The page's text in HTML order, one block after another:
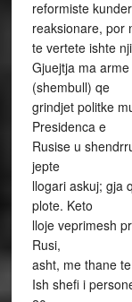
reformiste
reaksionare, por
te vertete ishte
Gjuejtja ma
(shembull) qe
grindjet politke
Presidenca e
Rusise u
jepte
llogari askuj; gja
plote. Keto
lloje veprimesh
Rusi,
asht, me thane
Ish shefi i